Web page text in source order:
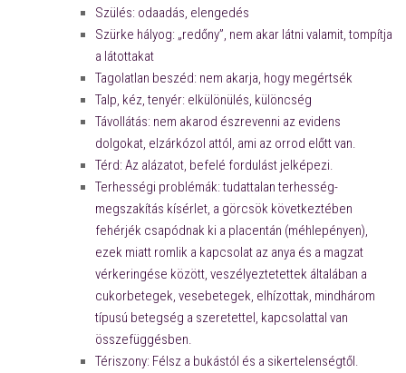
Szülés: odaadás, elengedés
Szürke hályog: „redőny”, nem akar látni valamit, tompítja
a látottakat
Tagolatlan beszéd: nem akarja, hogy megértsék
Talp, kéz, tenyér: elkülönülés, különcség
Távollátás: nem akarod észrevenni az evidens
dolgokat, elzárkózol attól, ami az orrod előtt van.
Térd: Az alázatot, befelé fordulást jelképezi.
Terhességi problémák: tudattalan terhesség-
megszakítás kísérlet, a görcsök következtében
fehérjék csapódnak ki a placentán (méhlepényen),
ezek miatt romlik a kapcsolat az anya és a magzat
vérkeringése között, veszélyeztetettek általában a
cukorbetegek, vesebetegek, elhízottak, mindhárom
típusú betegség a szeretettel, kapcsolattal van
összefüggésben.
Tériszony: Félsz a bukástól és a sikertelenségtől.